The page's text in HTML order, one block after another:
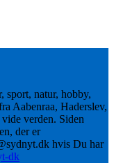
sport, natur, hobby,
Aabenraa, Haderslev,
verden. Siden
der er
hvis Du har
dk